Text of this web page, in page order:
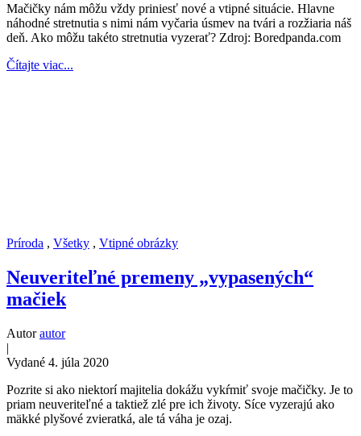
Mačičky nám môžu vždy priniesť nové a vtipné situácie. Hlavne
náhodné stretnutia s nimi nám vyčaria úsmev na tvári a rozžiaria náš
deň. Ako môžu takéto stretnutia vyzerať? Zdroj: Boredpanda.com
Čítajte viac...
Príroda , Všetky , Vtipné obrázky
Neuveriteľné premeny „vypasených“
mačiek
Autorautor
|
Vydané 4. júla 2020
Pozrite si ako niektorí majitelia dokážu vykŕmiť svoje mačičky. Je to
priam neuveriteľné a taktiež zlé pre ich životy. Síce vyzerajú ako
mäkké plyšové zvieratká, ale tá váha je ozaj.